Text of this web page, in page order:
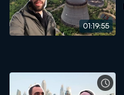
01:19:55